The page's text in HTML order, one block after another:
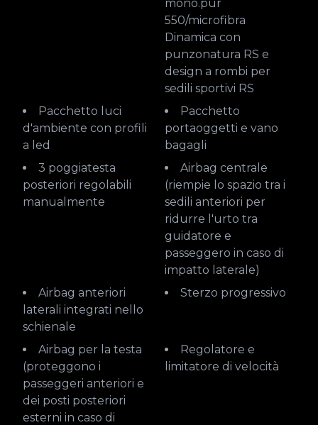
mono.pur
550/microfibra
Dinamica con
punzonatura RS e
design a rombi per
sedili sportivi RS
Pacchetto luci
d'ambiente con profili
a led
Pacchetto
portaoggetti e vano
bagagli
3 poggiatesta
posteriori regolabili
manualmente
Airbag centrale
(riempie lo spazio tra i
sedili anteriori per
ridurre l'urto tra
guidatore e
passeggero in caso di
impatto laterale)
Airbag anteriori
laterali integrati nello
schienale
Sterzo progressivo
Airbag per la testa
(proteggono i
passeggeri anteriori e
dei posti posteriori
esterni in caso di
Regolatore e
limitatore di velocità